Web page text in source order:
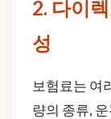
2. 다이
성
보험료는 여
량의 종류,